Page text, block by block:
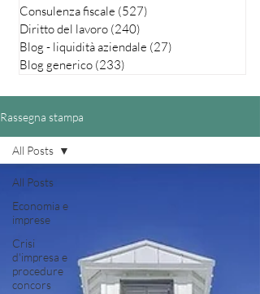
Consulenza fiscale (527)
Diritto del lavoro (240)
Blog - liquidità aziendale (27)
Blog generico (233)
Rassegna stampa
All Posts
Economia e
imprese
Crisi
d'impresa e
procedure
concors
All Posts